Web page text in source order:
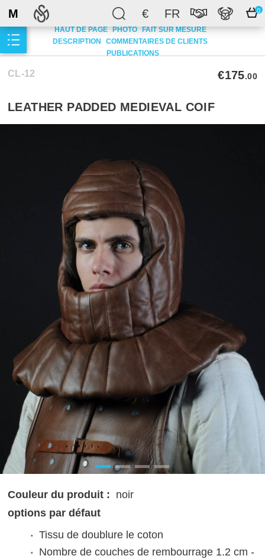
€ FR 0
M
HAUT DE PAGE PHOTO FAIT SUR MESURE
DESCRIPTION
COMMENTAIRES DE CLIENTS
PUBLICATIONS
CL-12 €175.00
LEATHER PADDED MEDIEVAL COIF
Couleur du produit : noir
options par défaut
Tissu de doublure le coton
Nombre de couches de rembourrage 1.2 cm -